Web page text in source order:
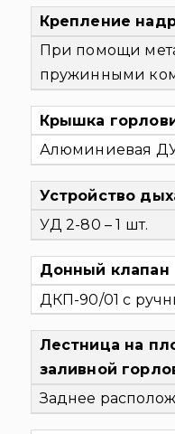
Крепление
При помощи
пружинными
Крышка
Алюминиевая ДУ
Устройство
УД 2-80 – 1 шт.
Донный клапан
ДКП-90/01 с
Лестница на
заливной
Заднее